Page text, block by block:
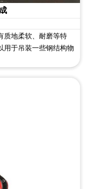
质地柔软、耐磨等特
用于吊装一些钢结构物